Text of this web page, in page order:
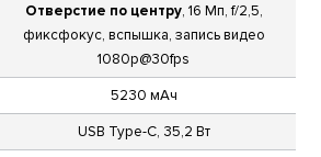
Отверстие по центру, 16 Мп, f/2,5,
фиксфокус, вспышка, запись видео
1080p@30fps
5230 мАч
USB Type-C, 35,2 Вт